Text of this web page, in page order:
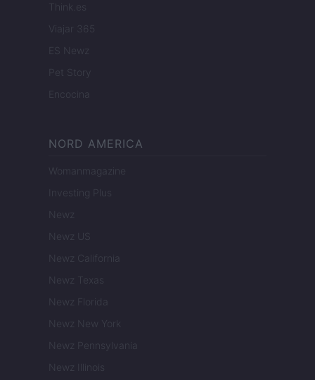
Think.es
Viajar 365
ES Newz
Pet Story
Encocina
NORD AMERICA
Womanmagazine
Investing Plus
Newz
Newz US
Newz California
Newz Texas
Newz Florida
Newz New York
Newz Pennsylvania
Newz Illinois